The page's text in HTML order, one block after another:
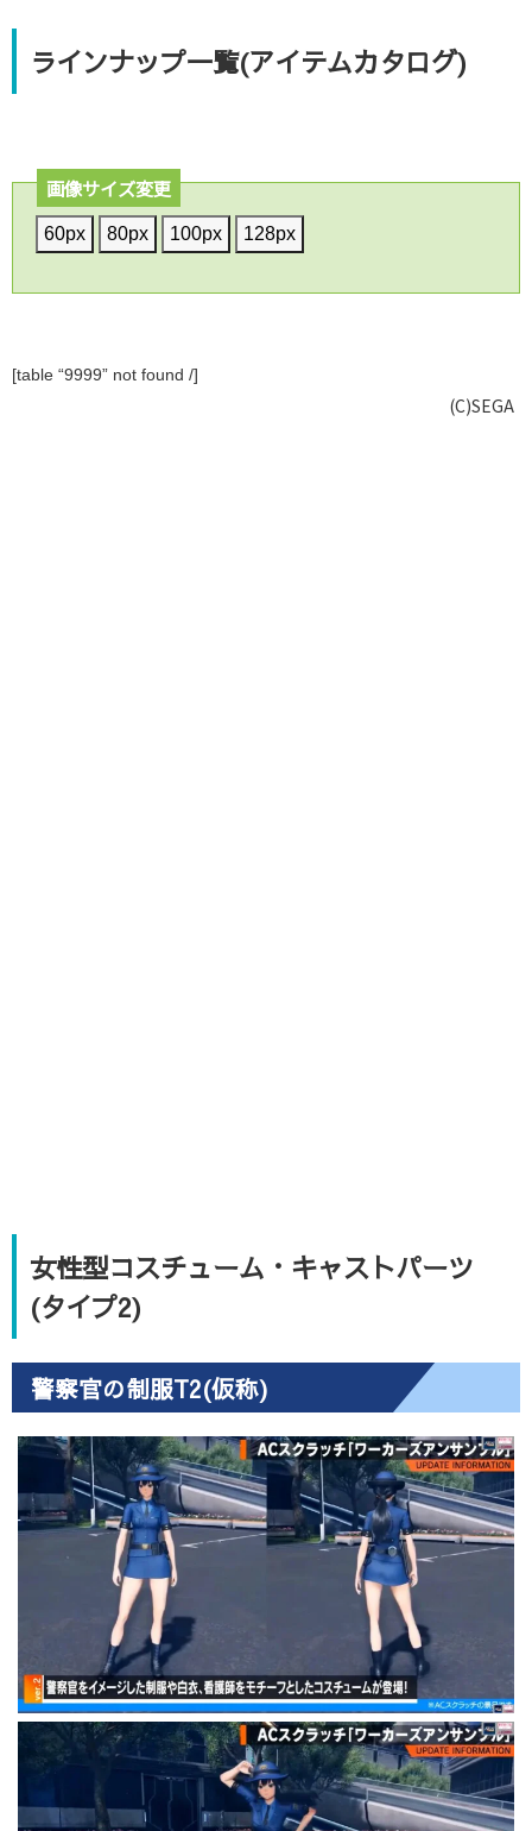
ラインナップ一覧(アイテムカタログ)
画像サイズ変更
60px 80px 100px 128px
[table “9999” not found /]
(C)SEGA
女性型コスチューム・キャストパーツ
(タイプ2)
警察官の制服T2(仮称)